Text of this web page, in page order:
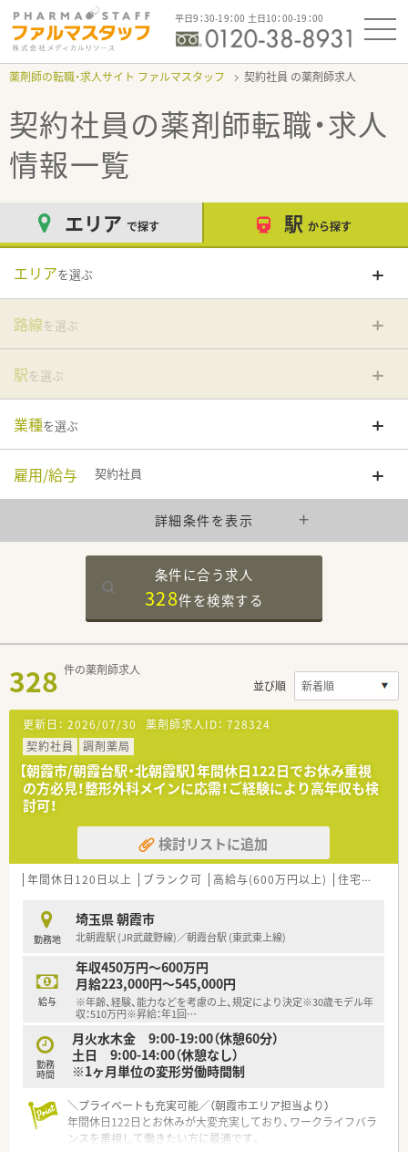
平日9：30-19：00 土日10：00-19：00
薬剤師の転職・求人サイト ファルマスタッフ 契約社員
契約社員の薬剤師転職・求人
情報一覧
エリア で探す 駅 から探す
エリアを選ぶ
路線を選ぶ
駅を選ぶ
業種を選ぶ
雇用/給与 契約社員
詳細条件を表示
条件に合う求人
328件を検索する
328 件の薬剤師求人
並び順
更新日： 2026/07/30 薬剤師求人ID： 728324
契約社員
調剤薬局
【朝霞市/朝霞台駅・北朝霞駅】年間休日122日でお休み重視
の方必見！整形外科メインに応需！ご経験により高年収も検
討可！
検討リストに追加
年間休日120日以上 ブランク可 高給与(600万円以上) 住宅補助(手当)あり
勤務地
埼玉県 朝霞市
北朝霞駅 (JR武蔵野線)／朝霞台駅 (東武東上線)
給与
年収450万円～600万円
月給223,000円～545,000円
※年齢、経験、能力などを考慮の上、規定により決定※30歳モデル年
収：510万円※昇給：年1回…
勤務
時間
月火水木金 9:00-19:00（休憩60分）
土日 9:00-14:00（休憩なし）
※1ヶ月単位の変形労働時間制
＼プライベートも充実可能／（朝霞市エリア担当より）
年間休日122日とお休みが大変充実しており、ワークライフバラ
ンスを重視して働きたい方に最適です。